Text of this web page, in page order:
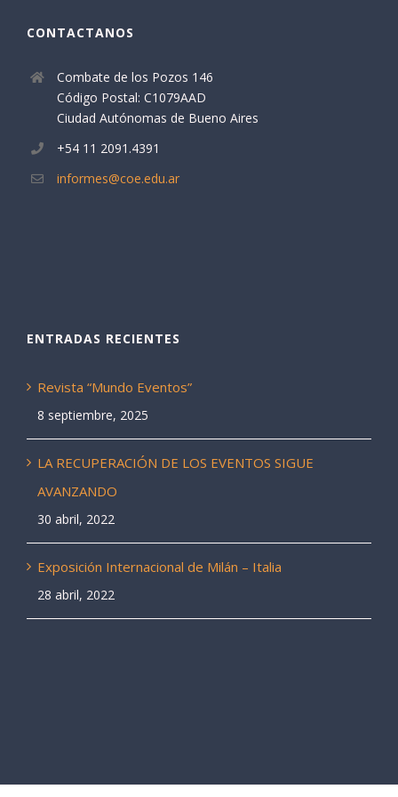
CONTACTANOS
Combate de los Pozos 146
Código Postal: C1079AAD
Ciudad Autónomas de Bueno Aires
+54 11 2091.4391
informes@coe.edu.ar
ENTRADAS RECIENTES
Revista “Mundo Eventos”
8 septiembre, 2025
LA RECUPERACIÓN DE LOS EVENTOS SIGUE
AVANZANDO
30 abril, 2022
Exposición Internacional de Milán – Italia
28 abril, 2022